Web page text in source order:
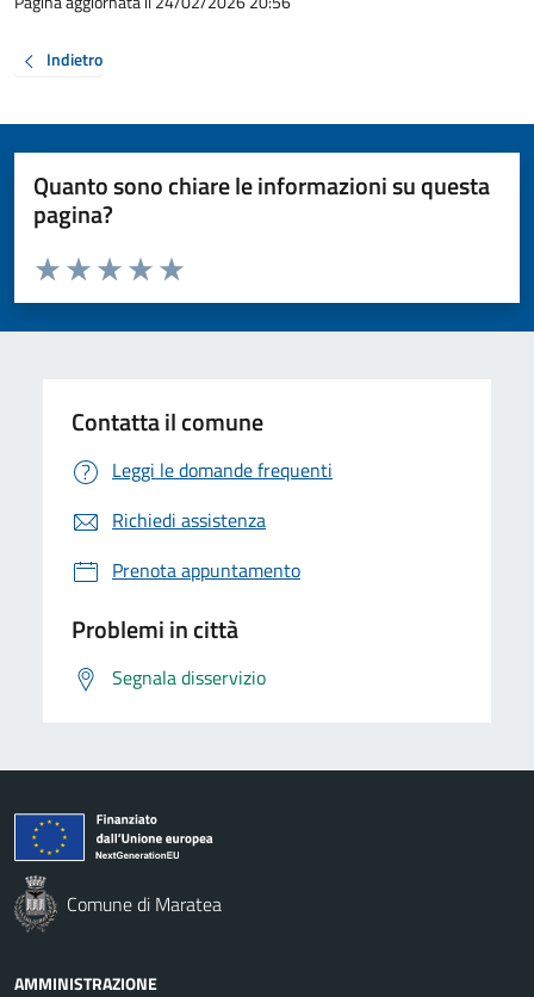
Indietro
Quanto sono chiare le informazioni su questa
pagina?
Valuta da 1 a 5 stelle la pagina
Valuta 5 stelle su 5
Valuta 4 stelle su 5
Valuta 3 stelle su 5
Valuta 2 stelle su 5
Valuta 1 stelle su 5
Contatta il comune
Leggi le domande frequenti
Richiedi assistenza
Prenota appuntamento
Problemi in città
Segnala disservizio
Comune di Maratea
AMMINISTRAZIONE